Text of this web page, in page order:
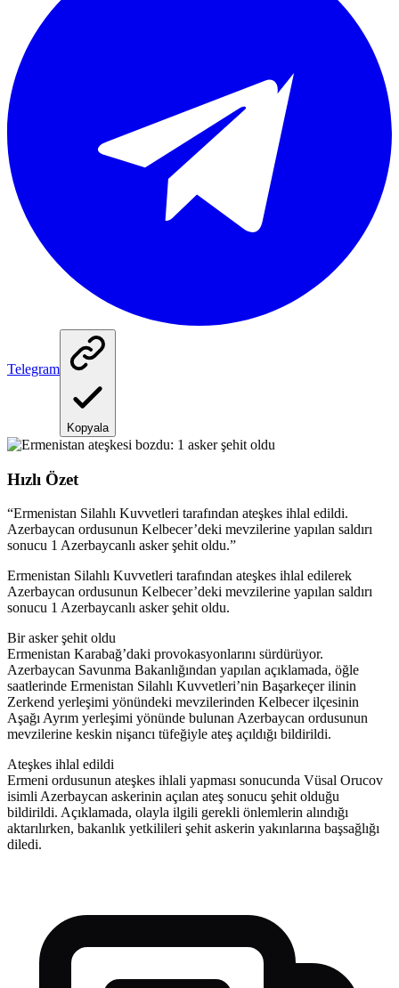
Telegram
Kopyala
Hızlı Özet
“Ermenistan Silahlı Kuvvetleri tarafından ateşkes ihlal edildi.
Azerbaycan ordusunun Kelbecer’deki mevzilerine yapılan saldırı
sonucu 1 Azerbaycanlı asker şehit oldu.”
Ermenistan Silahlı Kuvvetleri tarafından ateşkes ihlal edilerek
Azerbaycan ordusunun Kelbecer’deki mevzilerine yapılan saldırı
sonucu 1 Azerbaycanlı asker şehit oldu.
Bir asker şehit oldu
Ermenistan Karabağ’daki provokasyonlarını sürdürüyor.
Azerbaycan Savunma Bakanlığından yapılan açıklamada, öğle
saatlerinde Ermenistan Silahlı Kuvvetleri’nin Başarkeçer ilinin
Zerkend yerleşimi yönündeki mevzilerinden Kelbecer ilçesinin
Aşağı Ayrım yerleşimi yönünde bulunan Azerbaycan ordusunun
mevzilerine keskin nişancı tüfeğiyle ateş açıldığı bildirildi.
Ateşkes ihlal edildi
Ermeni ordusunun ateşkes ihlali yapması sonucunda Vüsal Orucov
isimli Azerbaycan askerinin açılan ateş sonucu şehit olduğu
bildirildi. Açıklamada, olayla ilgili gerekli önlemlerin alındığı
aktarılırken, bakanlık yetkilileri şehit askerin yakınlarına başsağlığı
diledi.